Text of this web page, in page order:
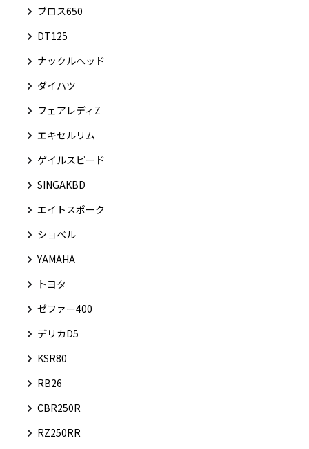
ブロス650
DT125
ナックルヘッド
ダイハツ
フェアレディZ
エキセルリム
ゲイルスピード
SINGAKBD
エイトスポーク
ショベル
YAMAHA
トヨタ
ゼファー400
デリカD5
KSR80
RB26
CBR250R
RZ250RR